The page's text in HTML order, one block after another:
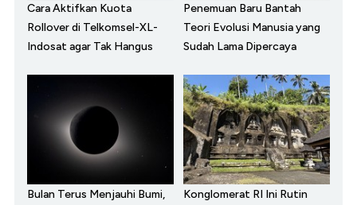
Cara Aktifkan Kuota
Rollover di Telkomsel-XL-
Indosat agar Tak Hangus
Penemuan Baru Bantah
Teori Evolusi Manusia yang
Sudah Lama Dipercaya
Bulan Terus Menjauhi Bumi,
Konglomerat RI Ini Rutin